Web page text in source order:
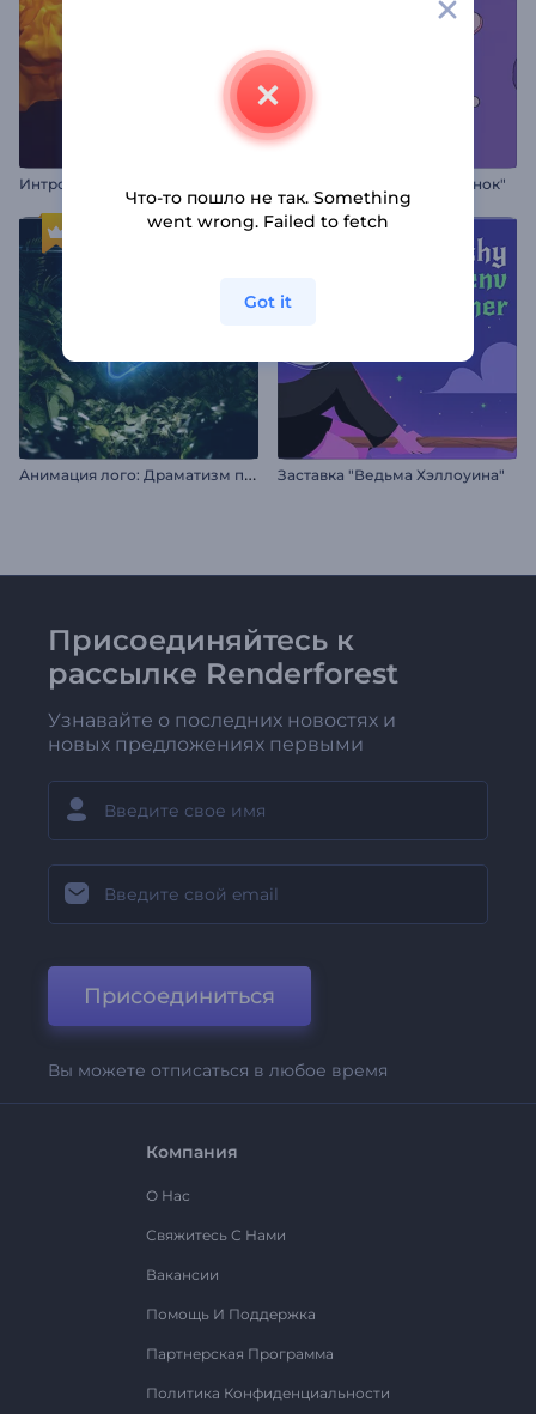
Интро с цветной жидкостью Интро "Мультяшный котенок"
А
нимация лого: Драматизм природы Заставка "Ведьма Хэллоуина"
Присоединяйтесь к
рассылке Renderforest
Узнавайте о последних новостях и
новых предложениях первыми
Присоединиться
Вы можете отписаться в любое время
Компания
О Нас
Свяжитесь С Нами
Вакансии
Помощь И Поддержка
Партнерская Программа
Политика Конфиденциальности
Что-то пошло не так. Something
went wrong. Failed to fetch
Got it